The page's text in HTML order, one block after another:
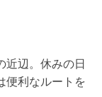
近辺。休みの日
便利なルートを